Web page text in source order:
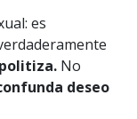
es
No
deseo